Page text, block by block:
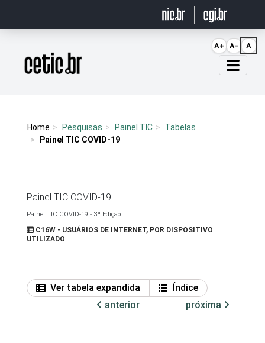
Página inicial
Home Pesquisas Painel TIC
Tabelas
Painel TIC COVID-19
Painel TIC COVID-19
Painel TIC COVID-19 - 3ª Edição
C16W - USUÁRIOS DE INTERNET, POR DISPOSITIVO
UTILIZADO
Ver tabela expandida
Índice
anterior
próxima
A+ A- A